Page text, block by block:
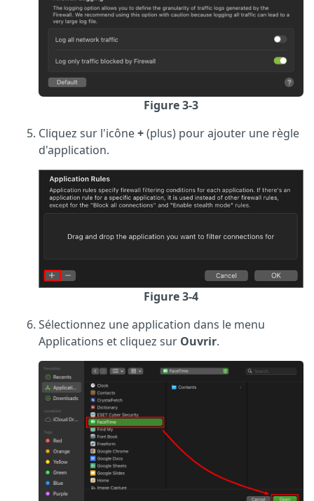
Figure 3-3
Cliquez sur l'icône+(plus) pour ajouter une règle
d'application.
Figure 3-4
Sélectionnez une application dans le menu
Applications et cliquez sur Ouvrir.